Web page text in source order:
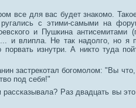
все для вас будет знакомо.
с этими-самыми на
и Пушкина антисемитами
и влипла. Не так надолго, но я
изнутри. А никто туда
застрекотал богомолом: "Вы
под себя!"
рассказывала? Раз двадцать вы